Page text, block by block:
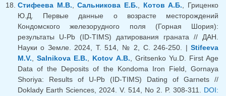
Стифеева М.В. ,Сальникова Е.Б. Котов А.Б. , Гриценко
Ю.Д. Первые данные о возрасте месторождений
Кондомского железорудного поля (Горная Шория):
результаты U-Pb (ID-TIMS) датирования граната // ДАН.
Науки о Земле. 2024, Т. 514, № 2, С. 246-250. | Stifeeva
M.V. ,Salnikova E.B. Kotov A.B. , Gritsenko Yu.D. First Age
Data of the Deposits of the Kondoma Iron Field, Gornaya
Shoriya: Results of U-Pb (ID-TIMS) Dating of Garnets //
Doklady Earth Sciences, 2024. V. 514, No 2. P. 308-311. DOI: